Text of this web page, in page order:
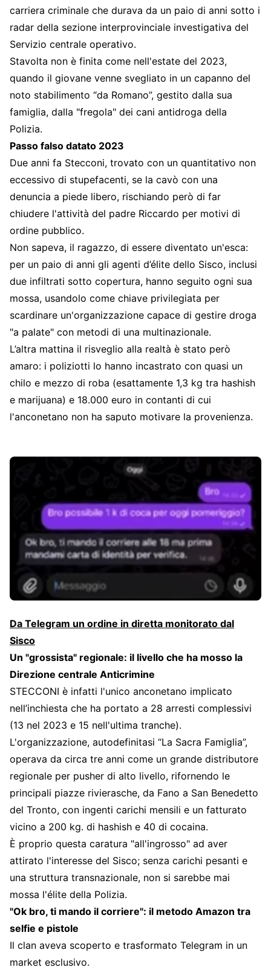
carriera criminale che durava da un paio di anni sotto i
radar della sezione interprovinciale investigativa del
Servizio centrale operativo.
Stavolta non è finita come nell'estate del 2023,
quando il giovane venne svegliato in un capanno del
noto stabilimento “da Romano”, gestito dalla sua
famiglia, dalla "fregola" dei cani antidroga della
Polizia.
Passo falso datato 2023
Due anni fa Stecconi, trovato con un quantitativo non
eccessivo di stupefacenti, se la cavò con una
denuncia a piede libero, rischiando però di far
chiudere l'attività del padre Riccardo per motivi di
ordine pubblico.
Non sapeva, il ragazzo, di essere diventato un'esca:
per un paio di anni gli agenti d’élite dello Sisco, inclusi
due infiltrati sotto copertura, hanno seguito ogni sua
mossa, usandolo come chiave privilegiata per
scardinare un'organizzazione capace di gestire droga
"a palate" con metodi di una multinazionale.
L’altra mattina il risveglio alla realtà è stato però
amaro: i poliziotti lo hanno incastrato con quasi un
chilo e mezzo di roba (esattamente 1,3 kg tra hashish
e marijuana) e 18.000 euro in contanti di cui
l'anconetano non ha saputo motivare la provenienza.
Da Telegram un ordine in diretta monitorato dal
Sisco
Un "grossista" regionale: il livello che ha mosso la
Direzione centrale Anticrimine
STECCONI è infatti l'unico anconetano implicato
nell’inchiesta che ha portato a 28 arresti complessivi
(13 nel 2023 e 15 nell'ultima tranche).
L'organizzazione, autodefinitasi “La Sacra Famiglia”,
operava da circa tre anni come un grande distributore
regionale per pusher di alto livello, rifornendo le
principali piazze rivierasche, da Fano a San Benedetto
del Tronto, con ingenti carichi mensili e un fatturato
vicino a 200 kg. di hashish e 40 di cocaina.
È proprio questa caratura "all'ingrosso" ad aver
attirato l'interesse del Sisco; senza carichi pesanti e
una struttura transnazionale, non si sarebbe mai
mossa l'élite della Polizia.
"Ok bro, ti mando il corriere": il metodo Amazon tra
selfie e pistole
Il clan aveva scoperto e trasformato Telegram in un
market esclusivo.